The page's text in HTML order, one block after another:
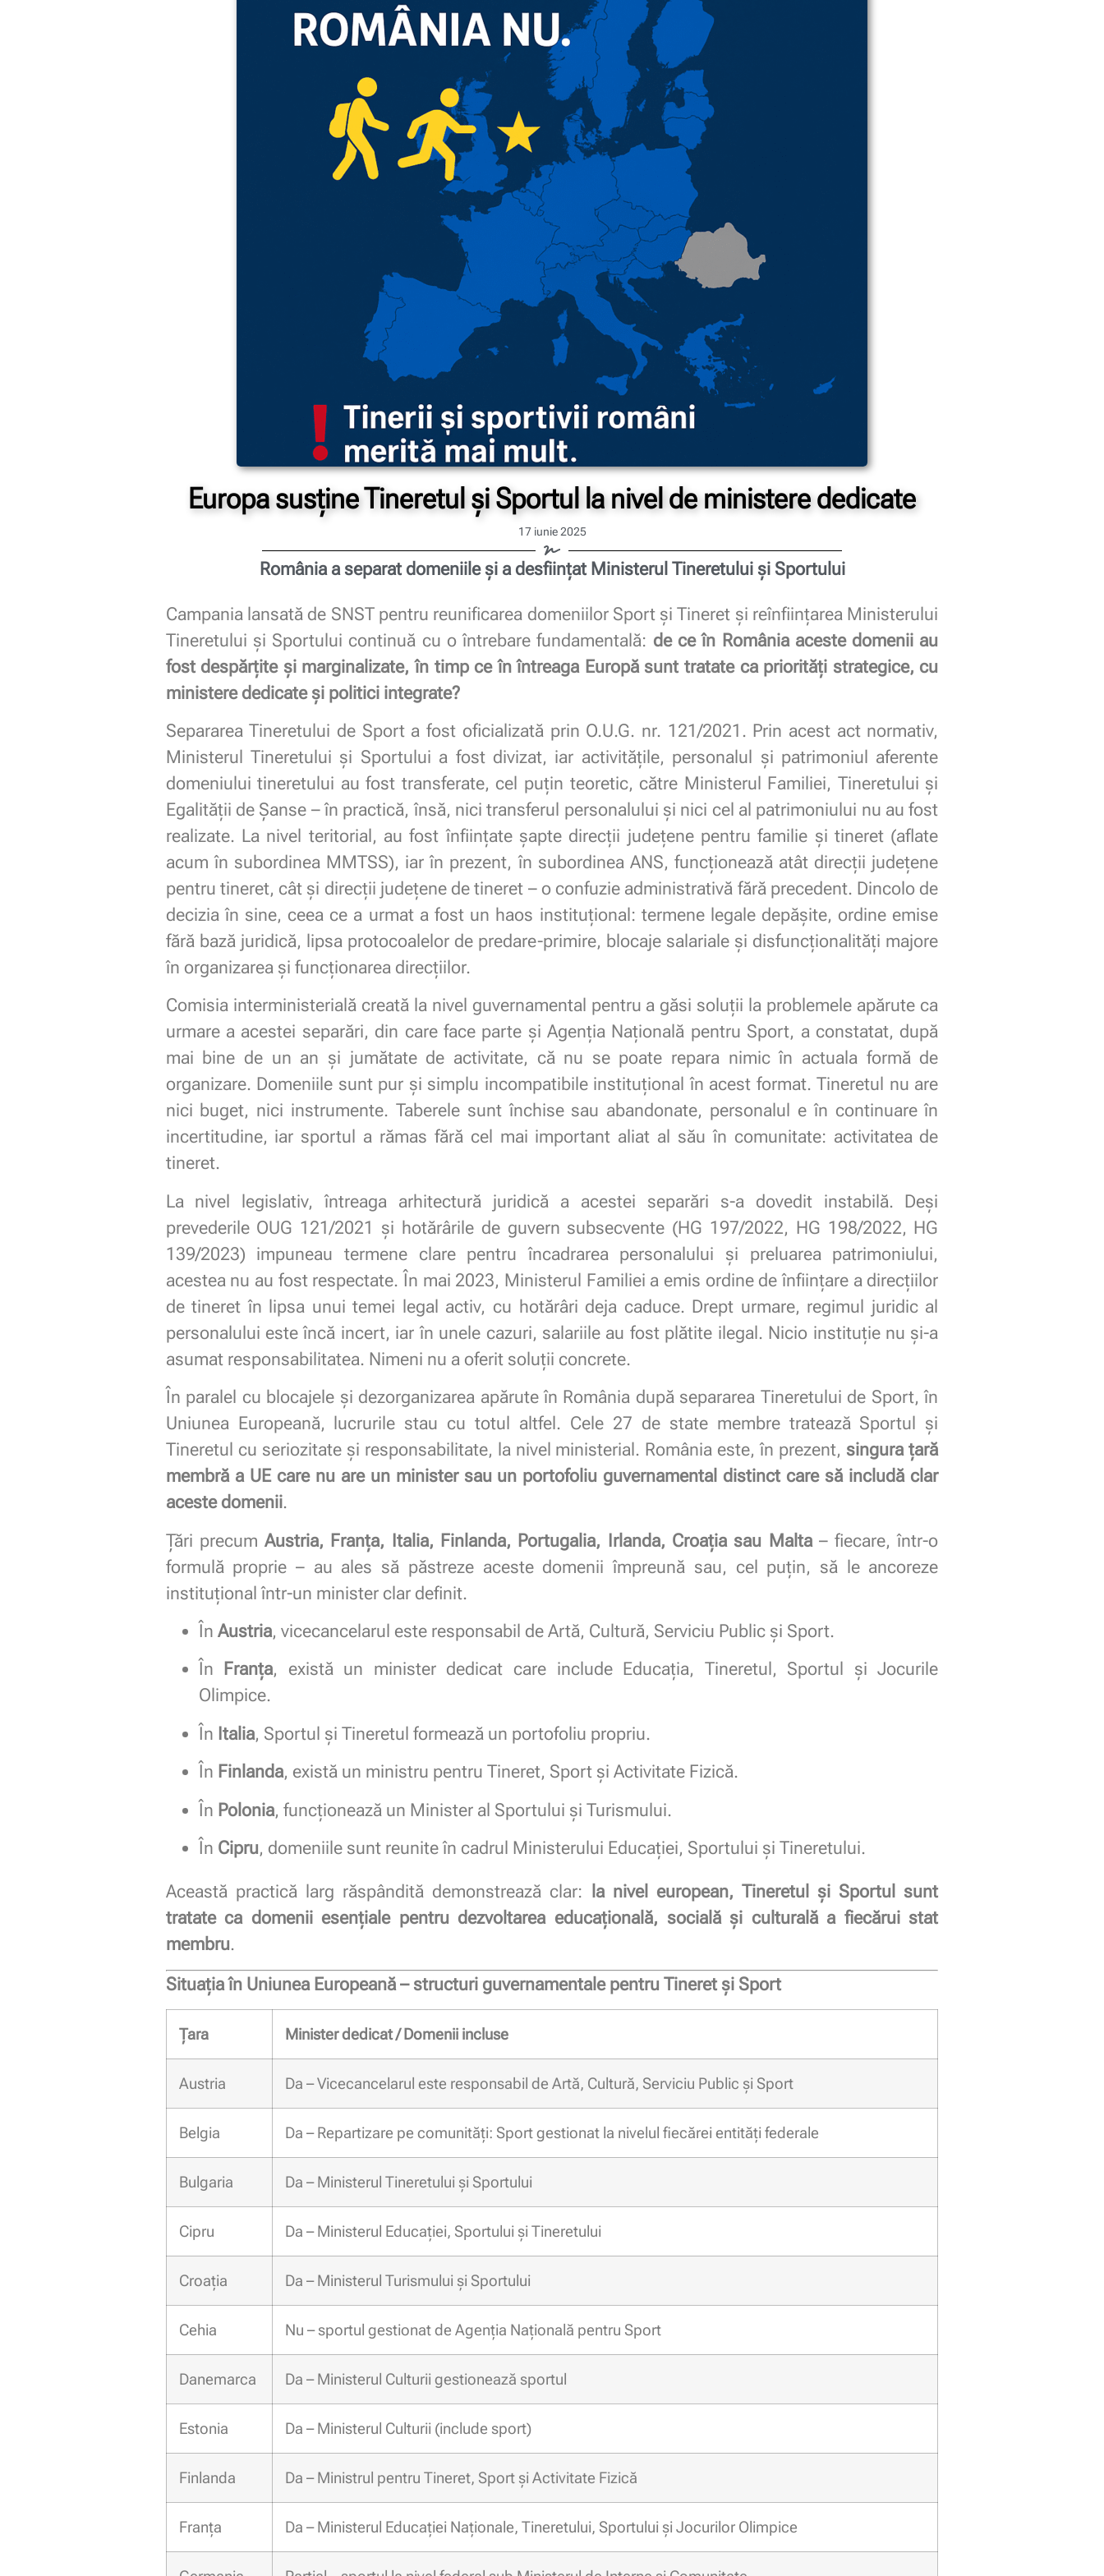
Europa susține Tineretul și Sportul la nivel de ministere dedicate
17 iunie 2025
România a separat domeniile și a desființat Ministerul Tineretului și Sportului
Campania lansată de SNST pentru reunificarea domeniilor Sport și Tineret și reînființarea Ministerului
Tineretului și Sportului continuă cu o întrebare fundamentală: de ce în România aceste domenii au
fost despărțite și marginalizate, în timp ce în întreaga Europă sunt tratate ca priorități strategice, cu
ministere dedicate și politici integrate?
Separarea Tineretului de Sport a fost oficializată prin O.U.G. nr. 121/2021. Prin acest act normativ,
Ministerul Tineretului și Sportului a fost divizat, iar activitățile, personalul și patrimoniul aferente
domeniului tineretului au fost transferate, cel puțin teoretic, către Ministerul Familiei, Tineretului și
Egalității de Șanse – în practică, însă, nici transferul personalului și nici cel al patrimoniului nu au fost
realizate. La nivel teritorial, au fost înființate șapte direcții județene pentru familie și tineret (aflate
acum în subordinea MMTSS), iar în prezent, în subordinea ANS, funcționează atât direcții județene
pentru tineret, cât și direcții județene de tineret – o confuzie administrativă fără precedent. Dincolo de
decizia în sine, ceea ce a urmat a fost un haos instituțional: termene legale depășite, ordine emise
fără bază juridică, lipsa protocoalelor de predare-primire, blocaje salariale și disfuncționalități majore
în organizarea și funcționarea direcțiilor.
Comisia interministerială creată la nivel guvernamental pentru a găsi soluții la problemele apărute ca
urmare a acestei separări, din care face parte și Agenția Națională pentru Sport, a constatat, după
mai bine de un an și jumătate de activitate, că nu se poate repara nimic în actuala formă de
organizare. Domeniile sunt pur și simplu incompatibile instituțional în acest format. Tineretul nu are
nici buget, nici instrumente. Taberele sunt închise sau abandonate, personalul e în continuare în
incertitudine, iar sportul a rămas fără cel mai important aliat al său în comunitate: activitatea de
tineret.
La nivel legislativ, întreaga arhitectură juridică a acestei separări s-a dovedit instabilă. Deși
prevederile OUG 121/2021 și hotărârile de guvern subsecvente (HG 197/2022, HG 198/2022, HG
139/2023) impuneau termene clare pentru încadrarea personalului și preluarea patrimoniului,
acestea nu au fost respectate. În mai 2023, Ministerul Familiei a emis ordine de înființare a direcțiilor
de tineret în lipsa unui temei legal activ, cu hotărâri deja caduce. Drept urmare, regimul juridic al
personalului este încă incert, iar în unele cazuri, salariile au fost plătite ilegal. Nicio instituție nu și-a
asumat responsabilitatea. Nimeni nu a oferit soluții concrete.
În paralel cu blocajele și dezorganizarea apărute în România după separarea Tineretului de Sport, în
Uniunea Europeană, lucrurile stau cu totul altfel. Cele 27 de state membre tratează Sportul și
Tineretul cu seriozitate și responsabilitate, la nivel ministerial. România este, în prezent, singura țară
membră a UE care nu are un minister sau un portofoliu guvernamental distinct care să includă clar
aceste domenii.
Țări precumAustria, Franța, Italia, Finlanda, Portugalia, Irlanda, Croația sau Malta– fiecare, într-o
formulă proprie – au ales să păstreze aceste domenii împreună sau, cel puțin, să le ancoreze
instituțional într-un minister clar definit.
În Austria, vicecancelarul este responsabil de Artă, Cultură, Serviciu Public și Sport.
În
Franța, există un minister dedicat care include Educația, Tineretul, Sportul și Jocurile
Olimpice.
În Italia, Sportul și Tineretul formează un portofoliu propriu.
În Finlanda, există un ministru pentru Tineret, Sport și Activitate Fizică.
În Polonia, funcționează un Minister al Sportului și Turismului.
În Cipru, domeniile sunt reunite în cadrul Ministerului Educației, Sportului și Tineretului.
Această practică larg răspândită demonstrează clar:
la nivel european, Tineretul și Sportul sunt
tratate ca domenii esențiale pentru dezvoltarea educațională, socială și culturală a fiecărui stat
membru.
Situația în Uniunea Europeană – structuri guvernamentale pentru Tineret și Sport
Țara Minister dedicat / Domenii incluse
Austria Da – Vicecancelarul este responsabil de Artă, Cultură, Serviciu Public și Sport
Belgia Da – Repartizare pe comunități: Sport gestionat la nivelul fiecărei entități federale
Bulgaria Da – Ministerul Tineretului și Sportului
Cipru Da – Ministerul Educației, Sportului și Tineretului
Croația Da – Ministerul Turismului și Sportului
Cehia Nu – sportul gestionat de Agenția Națională pentru Sport
Danemarca Da – Ministerul Culturii gestionează sportul
Estonia Da – Ministerul Culturii (include sport)
Finlanda Da – Ministrul pentru Tineret, Sport și Activitate Fizică
Franța Da – Ministerul Educației Naționale, Tineretului, Sportului și Jocurilor Olimpice